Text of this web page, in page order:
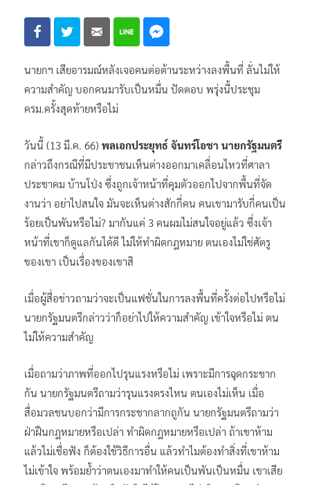
นายกฯ เสียอารมณ์หลังเจอคนต่อต้านระหว่างลงพื้นที่ ลั่นไม่ให้
ความสำคัญ บอกคนมารับเป็นหมื่น ปัดตอบ พรุ่งนี้ประชุม
ครม.ครั้งสุดท้ายหรือไม่
วันนี้ (13 มี.ค. 66) พลเอกประยุทธ์ จันทร์โอชา นายกรัฐมนตรี
กล่าวถึงกรณีที่มีประชาชนเห็นต่างออกมาเคลื่อนไหวที่ศาลา
ประชาคม บ้านโป่ง ซึ่งถูกเจ้าหน้าที่คุมตัวออกไปจากพื้นที่จัด
งานว่า อย่าไปสนใจ มันจะเห็นต่างสักกี่คน คนเขามารับกี่คนเป็น
ร้อยเป็นพันหรือไม่? มากันแค่ 3 คนผมไม่สนใจอยู่แล้ว ซึ่งเจ้า
หน้าที่เขาก็ดูแลกันได้ดี ไม่ให้ทำผิดกฎหมาย ตนเองไม่ใช่ศัตรู
ของเขา เป็นเรื่องของเขาสิ
เมื่อผู้สื่อข่าวถามว่าจะเป็นแฟชั่นในการลงพื้นที่ครั้งต่อไปหรือไม่
นายกรัฐมนตรีกล่าวว่าก็อย่าไปให้ความสำคัญ เข้าใจหรือไม่ ตน
ไม่ให้ความสำคัญ
เมื่อถามว่าภาพที่ออกไปรุนแรงหรือไม่ เพราะมีการฉุดกระชาก
กัน นายกรัฐมนตรีถามว่ารุนแรงตรงไหน ตนเองไม่เห็น เมื่อ
สื่อมวลชนบอกว่ามีการกระชากลากถูกัน นายกรัฐมนตรีถามว่า
ฝ่าฝืนกฎหมายหรือเปล่า ทำผิดกฎหมายหรือเปล่า ถ้าเขาห้าม
แล้วไม่เชื่อฟัง ก็ต้องใช้วิธีการอื่น แล้วทำไมต้องทำสิ่งที่เขาห้าม
ไม่เข้าใจ พร้อมย้ำว่าตนเองมาทำให้คนเป็นพันเป็นหมื่น เขาเสีย